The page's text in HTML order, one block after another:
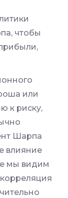
чтобы
или
к риску,
Шарпа
влияние
мы видим